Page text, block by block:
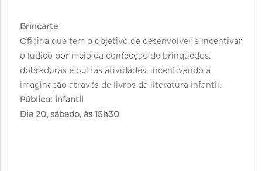
Brincarte
Oficina que tem o objetivo de desenvolver e incentivar
o lúdico por meio da confecção de brinquedos,
dobraduras e outras atividades, incentivando a
imaginação através de livros da literatura infantil.
Público: infantil
Dia 20, sábado, às 15h30